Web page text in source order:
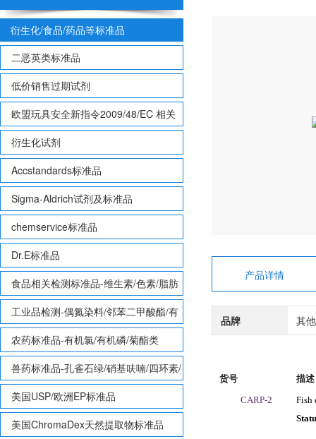
衍生化/食品/药品等标准品
二恶英类标准品
低价销售过期试剂
欧盟玩具安全新指令2009/48/EC 相关
致敏性香味剂标准品
衍生化试剂
Accstandards标准品
Sigma-Aldrich试剂及标准品
chemservice标准品
Dr.E标准品
食品相关检测标准品-维生素/色素/脂肪
酸甲酯等
工业品检测-偶氮染料/邻苯二甲酸酯/有
机锡/多溴联苯/多溴联苯醚/多氯联苯
农药标准品-有机氯/有机磷/菊酯类
兽药标准品-孔雀石绿/硝基呋喃/四环素/
磺胺等
美国USP/欧洲EP标准品
美国ChromaDex天然提取物标准品
产品详情
品牌 其
货号 描述
CARP-2
Fish